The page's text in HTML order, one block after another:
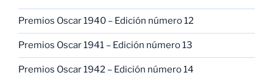
Premios Oscar 1940 – Edición número 12
Premios Oscar 1941 – Edición número 13
Premios Oscar 1942 – Edición número 14